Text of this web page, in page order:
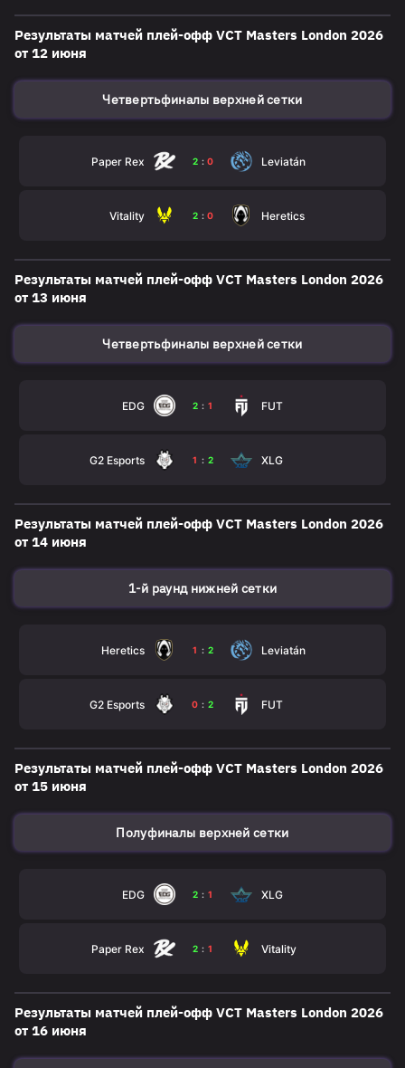
Результаты матчей плей-офф VСT Masters London 2026
от 12 июня
Четвертьфиналы верхней сетки
Paper Rex 2 : 0 Leviatán
Vitality 2 : 0 Heretics
Результаты матчей плей-офф VСT Masters London 2026
от 13 июня
Четвертьфиналы верхней сетки
EDG 2 : 1 FUT
G2 Esports 1 : 2 XLG
Результаты матчей плей-офф VСT Masters London 2026
от 14 июня
1-й раунд нижней сетки
Heretics 1 : 2 Leviatán
G2 Esports 0 : 2 FUT
Результаты матчей плей-офф VСT Masters London 2026
от 15 июня
Полуфиналы верхней сетки
EDG 2 : 1 XLG
Paper Rex 2 : 1 Vitality
Результаты матчей плей-офф VСT Masters London 2026
от 16 июня